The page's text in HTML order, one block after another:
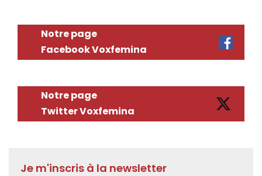
Notre page
Facebook Voxfemina
Notre page
Twitter Voxfemina
Je m'inscris à la newsletter